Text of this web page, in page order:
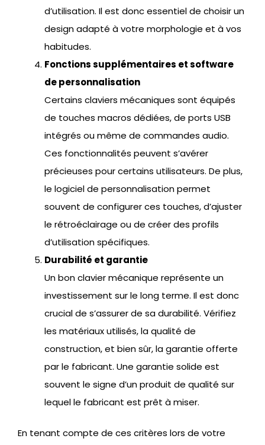
d’utilisation. Il est donc essentiel de choisir un
design adapté à votre morphologie et à vos
habitudes.
Fonctions supplémentaires et software
de personnalisation
Certains claviers mécaniques sont équipés
de touches macros dédiées, de ports USB
intégrés ou même de commandes audio.
Ces fonctionnalités peuvent s’avérer
précieuses pour certains utilisateurs. De plus,
le logiciel de personnalisation permet
souvent de configurer ces touches, d’ajuster
le rétroéclairage ou de créer des profils
d’utilisation spécifiques.
Durabilité et garantie
Un bon clavier mécanique représente un
investissement sur le long terme. Il est donc
crucial de s’assurer de sa durabilité. Vérifiez
les matériaux utilisés, la qualité de
construction, et bien sûr, la garantie offerte
par le fabricant. Une garantie solide est
souvent le signe d’un produit de qualité sur
lequel le fabricant est prêt à miser.
En tenant compte de ces critères lors de votre